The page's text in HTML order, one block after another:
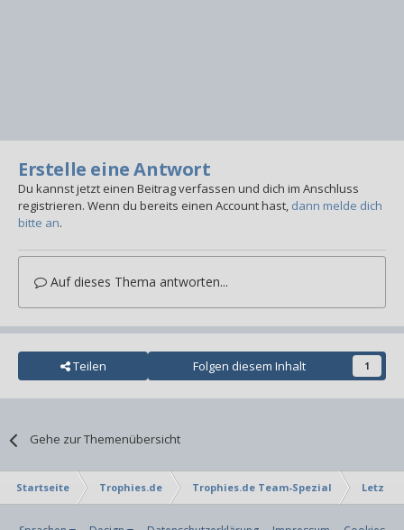
Erstelle eine Antwort
Du kannst jetzt einen Beitrag verfassen und dich im Anschluss
registrieren. Wenn du bereits einen Account hast, dann melde dich
bitte an.
Auf dieses Thema antworten...
Teilen Folgen diesem Inhalt 1
Gehe zur Themenübersicht
Startseite Trophies.de Trophies.de Team-Spezial Letzte